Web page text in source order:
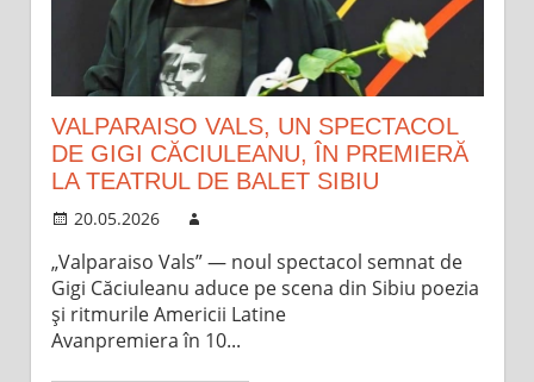
VALPARAISO VALS, UN SPECTACOL
DE GIGI CĂCIULEANU, ÎN PREMIERĂ
LA TEATRUL DE BALET SIBIU
20.05.2026
„Valparaiso Vals” — noul spectacol semnat de
Gigi Căciuleanu aduce pe scena din Sibiu poezia
și ritmurile Americii Latine
Avanpremiera în 10...